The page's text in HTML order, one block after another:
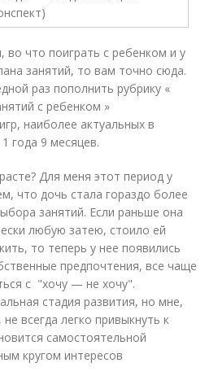
что поиграть с ребенком и у
занятий, то вам точно сюда.
раз пополнить рубрику «
с ребенком »
наиболее актуальных в
года 9 месяцев.
Для меня этот период у
что дочь стала гораздо более
занятий. Если раньше она
любую затею, стоило ей
то теперь у нее появились
предпочтения, все чаще
с "хочу — не хочу".
стадия развития, но мне,
всегда легко привыкнуть к
самостоятельной
кругом интересов